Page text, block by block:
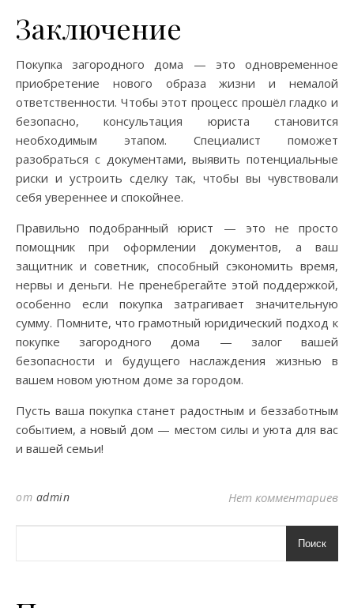
Заключение
Покупка загородного дома — это одновременное
приобретение нового образа жизни и немалой
ответственности. Чтобы этот процесс прошёл гладко и
безопасно, консультация юриста становится
необходимым этапом. Специалист поможет
разобраться с документами, выявить потенциальные
риски и устроить сделку так, чтобы вы чувствовали
себя увереннее и спокойнее.
Правильно подобранный юрист — это не просто
помощник при оформлении документов, а ваш
защитник и советник, способный сэкономить время,
нервы и деньги. Не пренебрегайте этой поддержкой,
особенно если покупка затрагивает значительную
сумму. Помните, что грамотный юридический подход к
покупке загородного дома — залог вашей
безопасности и будущего наслаждения жизнью в
вашем новом уютном доме за городом.
Пусть ваша покупка станет радостным и беззаботным
событием, а новый дом — местом силы и уюта для вас
и вашей семьи!
от admin Нет комментариев
Поиск